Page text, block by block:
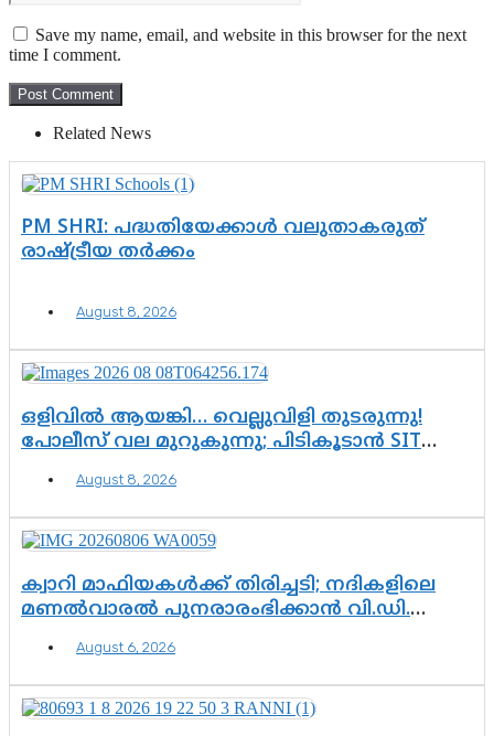
Save my name, email, and website in this browser for the next
time I comment.
Related News
PM SHRI: പദ്ധതിയേക്കാൾ വലുതാകരുത്
രാഷ്ട്രീയ തർക്കം
August 8, 2026
ഒളിവിൽ ആയങ്കി… വെല്ലുവിളി തുടരുന്നു!
പോലീസ് വല മുറുകുന്നു; പിടികൂടാൻ SIT
എന്നത് മാത്രം അല്ല—ആയങ്കി
കസ്റ്റഡിയിലായാൽ പുറത്തുവരുക
എന്തൊക്കെ വിവരങ്ങൾ?”
August 8, 2026
ക്വാറി മാഫിയകൾക്ക് തിരിച്ചടി; നദികളിലെ
മണൽവാരൽ പുനരാരംഭിക്കാൻ വി.ഡി.
August 6, 2026